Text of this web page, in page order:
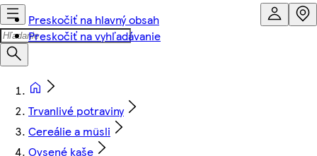
Preskočiť na hlavný obsah
Preskočiť na vyhľadávanie
Trvanlivé potraviny
Cereálie a müsli
Ovsené kaše